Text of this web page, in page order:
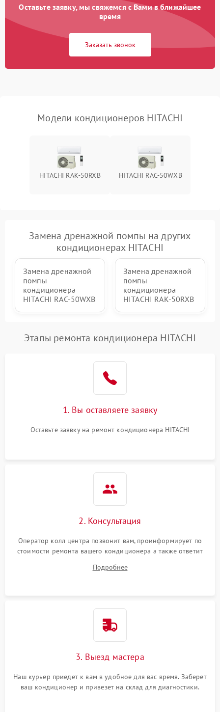
вентилятора
1500 ₽ Подробнее →
1000 ₽ Подробнее →
Оставьте заявку, мы свяжемся с Вами в ближайшее
время
Заказать звонок
Модели кондиционеров HITACHI
HITACHI RAK-50RXB HITACHI RAC-50WXB
Замена дренажной помпы на других
кондиционерах HITACHI
Замена дренажной
помпы
кондиционера
HITACHI RAC-50WXB
Замена дренажной
помпы
кондиционера
HITACHI RAK-50RXB
Этапы ремонта кондиционера HITACHI
1. Вы оставляете заявку
Оставьте заявку на ремонт кондиционера HITACHI
2. Консультация
Оператор колл центра позвонит вам, проинформирует по
стоимости ремонта вашего кондиционера а также ответит
Подробнее
3. Выезд мастера
Наш курьер приедет к вам в удобное для вас время. Заберет
ваш кондиционер и привезет на склад для диагностики.